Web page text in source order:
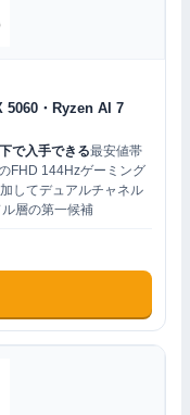
5060・Ryzen AI 7
で入手できる最安値帯
FHD 144Hzゲーミング
してデュアルチャネル
層の第一候補